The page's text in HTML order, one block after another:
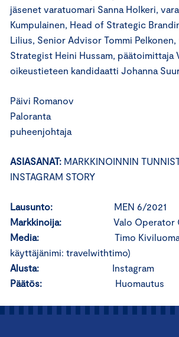
jäsenet varatuomari Sanna Holkeri,
Kumpulainen, Head of Strategic
Lilius, Senior Advisor Tommi Pelkonen,
Strategist Heini Hussam, päätoimittaja
oikeustieteen kandidaatti Johanna
Päivi Romanov
Paloranta
puheenjohtaja
ASIASANAT: MARKKINOINNIN
INSTAGRAM STORY
Lausunto:
MEN 6/2021
Markkinoija: Valo Operator
Media:
Timo
käyttäjänimi: travelwithtimo)
Alusta: Instagram
Päätös: Huomautus